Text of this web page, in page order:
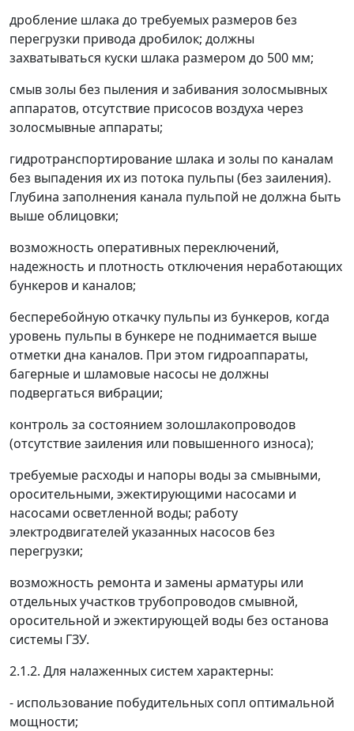
дробление шлака до требуемых размеров без
перегрузки привода дробилок; должны
захватываться куски шлака размером до 500 мм;
смыв золы без пыления и забивания золосмывных
аппаратов, отсутствие присосов воздуха через
золосмывные аппараты;
гидротранспортирование шлака и золы по каналам
без выпадения их из потока пульпы (без заиления).
Глубина заполнения канала пульпой не должна быть
выше облицовки;
возможность оперативных переключений,
надежность и плотность отключения неработающих
бункеров и каналов;
бесперебойную откачку пульпы из бункеров, когда
уровень пульпы в бункере не поднимается выше
отметки дна каналов. При этом гидроаппараты,
багерные и шламовые насосы не должны
подвергаться вибрации;
контроль за состоянием золошлакопроводов
(отсутствие заиления или повышенного износа);
требуемые расходы и напоры воды за смывными,
оросительными, эжектирующими насосами и
насосами осветленной воды; работу
электродвигателей указанных насосов без
перегрузки;
возможность ремонта и замены арматуры или
отдельных участков трубопроводов смывной,
оросительной и эжектирующей воды без останова
системы ГЗУ.
2.1.2. Для налаженных систем характерны:
- использование побудительных сопл оптимальной
мощности;